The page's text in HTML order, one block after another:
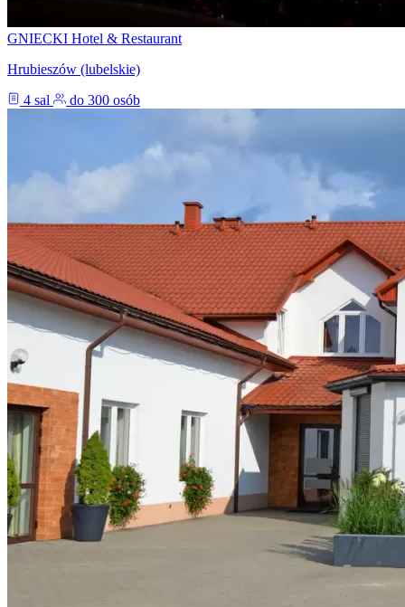
GNIECKI Hotel & Restaurant
Hrubieszów (lubelskie)
4 sal
do 300 osób